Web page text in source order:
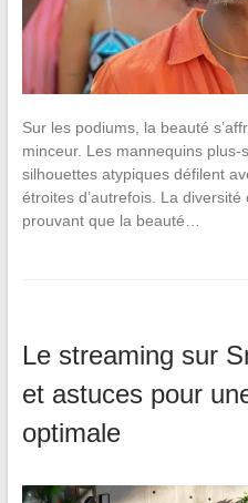
Sur les podiums, la beauté
minceur. Les mannequins
silhouettes atypiques défilent
étroites d’autrefois. La
prouvant que la beauté…
Le streaming sur
et astuces pour
optimale